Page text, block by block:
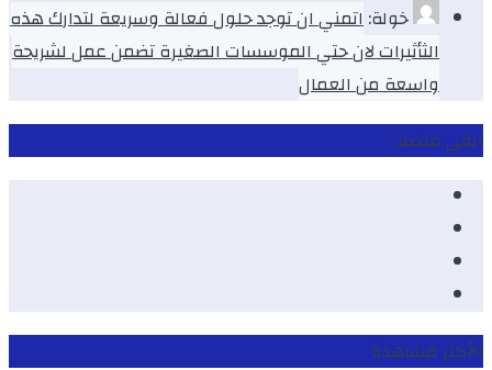
خولة:اتمني ان توجد حلول فعالة وسريعة لتدارك هذه
الثأثيرات لان حتي الموسسات الصغيرة تضمن عمل لشريحة
واسعة من العمال
ابقى متصلا
الأكثر مشاهدة